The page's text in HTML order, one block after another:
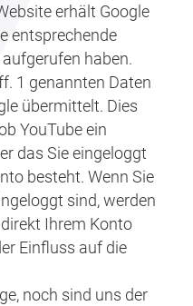
erhält Google
entsprechende
haben.
1 genannten Daten
übermittelt. Dies
YouTube ein
das Sie eingeloggt
besteht. Wenn Sie
sind, werden
Ihrem Konto
Einfluss auf die
noch sind uns der